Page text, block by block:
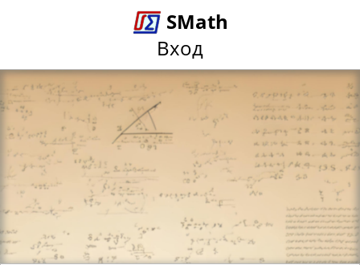
SMath
Вход